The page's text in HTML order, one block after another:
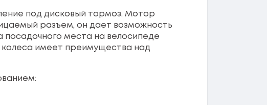
под дисковый тормоз. Мотор
разъем, он дает возможность
места на велосипеде
колеса имеет преимущества над